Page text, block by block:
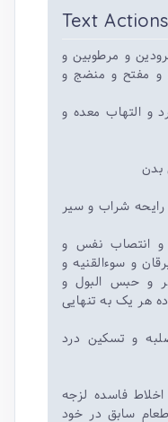
Text
و مرطوبین و
مفتح و منضج و
التهاب معده و
بدن
شراب و سیر
انتصاب نفس و
و سوءالقنیه و
و حبس البول و
هر یک به تنهایی
و تسکین درد
فاسده لزجه
سابق در خود